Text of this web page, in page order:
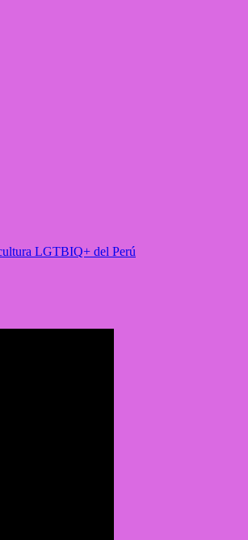
LGTBIQ+ del Perú